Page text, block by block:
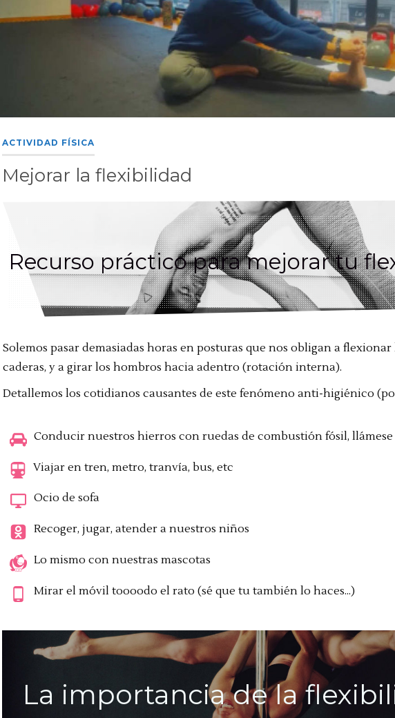
ACTIVIDAD FÍSICA
Mejorar la flexibilidad
Recurso práctico para mejorar tu
Solemos pasar demasiadas horas en posturas que nos obligan a
caderas, y a girar los hombros hacia adentro (rotación interna).
Detallemos los cotidianos causantes de este fenómeno anti-higiénico
Conducir nuestros hierros con ruedas de combustión fósil,
Viajar en tren, metro, tranvía, bus, etc
Ocio de sofa
Recoger, jugar, atender a nuestros niños
Lo mismo con nuestras mascotas
Mirar el móvil toooodo el rato (sé que tu también lo haces...)
La importancia de la